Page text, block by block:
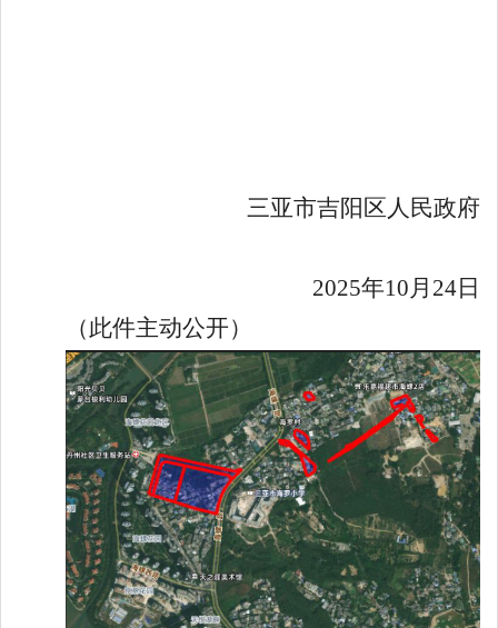
三亚市吉阳区人民政府
2025年10 月 24日
（此件主动公开）